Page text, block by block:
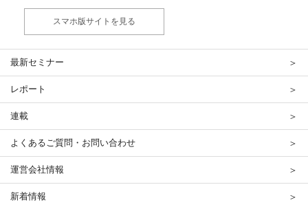
スマホ版サイトを見る
最新セミナー
レポート
連載
よくあるご質問・お問い合わせ
運営会社情報
新着情報